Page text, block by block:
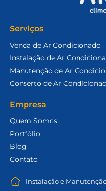
Serviços
Venda de Ar Condicionado
Instalação de Ar
Manutenção de Ar
Conserto de Ar
Empresa
Quem Somos
Portfólio
Blog
Contato
Instalação e